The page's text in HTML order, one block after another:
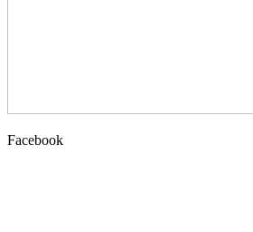
Facebook